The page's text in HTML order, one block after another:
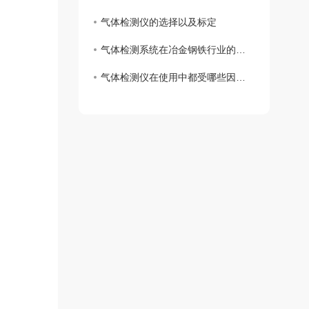
气体检测仪的选择以及标定
气体检测系统在冶金钢铁行业的应用
气体检测仪在使用中都受哪些因素影响？